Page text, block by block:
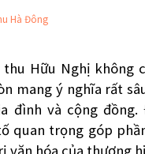
Hà Đông
thu Hữu Nghị không
mang ý nghĩa rất
đình và cộng
quan trọng góp